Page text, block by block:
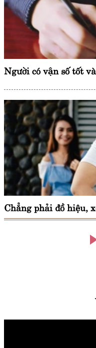
Người có vận số tốt
Chẳng phải đồ hiệu,